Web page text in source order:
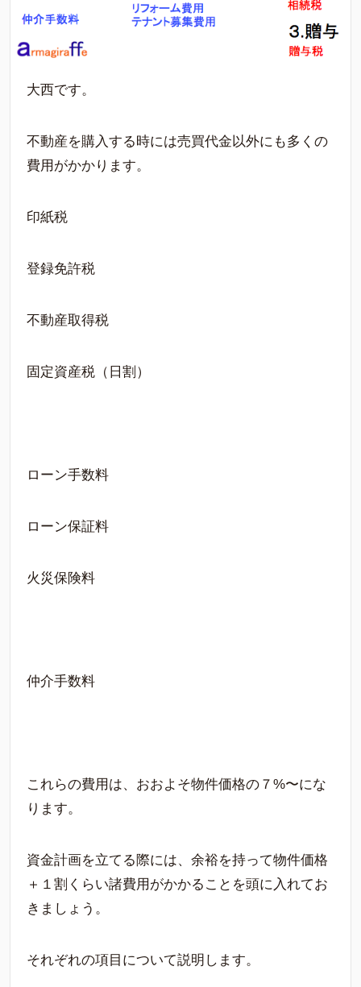
大西です。
不動産を購入する時には売買代金以外にも多くの
費用がかかります。
印紙税
登録免許税
不動産取得税
固定資産税（日割）
ローン手数料
ローン保証料
火災保険料
仲介手数料
これらの費用は、おおよそ物件価格の７%〜にな
ります。
資金計画を立てる際には、余裕を持って物件価格
＋１割くらい諸費用がかかることを頭に入れてお
きましょう。
それぞれの項目について説明します。